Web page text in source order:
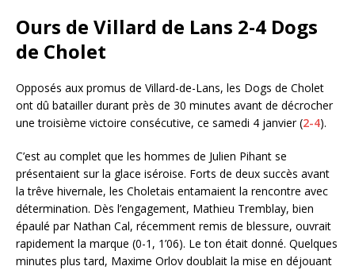
Ours de Villard de Lans 2-4 Dogs
de Cholet
Opposés aux promus de Villard-de-Lans, les Dogs de Cholet
ont dû batailler durant près de 30 minutes avant de décrocher
une troisième victoire consécutive, ce samedi 4 janvier (2-4).
C’est au complet que les hommes de Julien Pihant se
présentaient sur la glace iséroise. Forts de deux succès avant
la trêve hivernale, les Choletais entamaient la rencontre avec
détermination. Dès l’engagement, Mathieu Tremblay, bien
épaulé par Nathan Cal, récemment remis de blessure, ouvrait
rapidement la marque (0-1, 1’06). Le ton était donné. Quelques
minutes plus tard, Maxime Orlov doublait la mise en déjouant